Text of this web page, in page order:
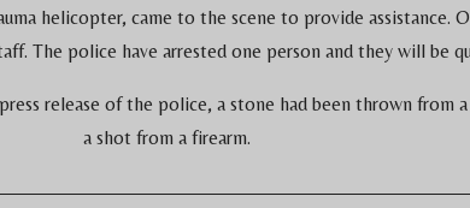
helicopter, came to the scene to provide assistance.
The police have arrested one person and they will be
release of the police, a stone had been thrown from
a shot from a firearm.